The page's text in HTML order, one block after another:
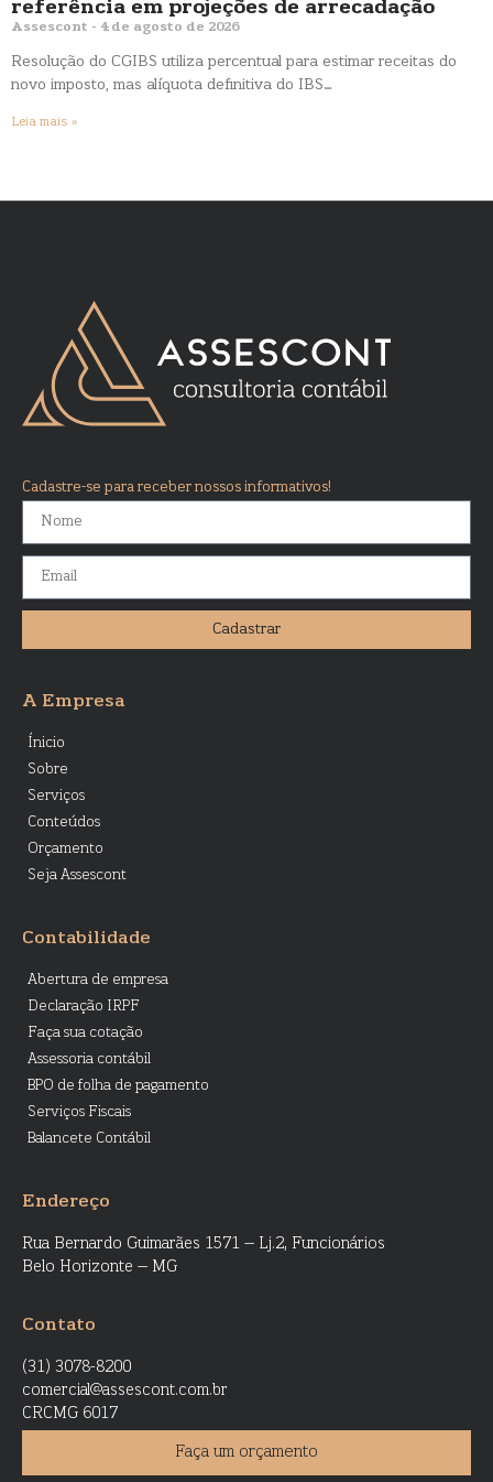
referência em projeções de arrecadação
Assescont 4 de agosto de 2026
Resolução do CGIBS utiliza percentual para estimar receitas do
novo imposto, mas alíquota definitiva do IBS…
Leia mais »
Cadastre-se para receber nossos informativos!
Cadastrar
A Empresa
Ínicio
Sobre
Serviços
Conteúdos
Orçamento
Seja Assescont
Contabilidade
Abertura de empresa
Declaração IRPF
Faça sua cotação
Assessoria contábil
BPO de folha de pagamento
Serviços Fiscais
Balancete Contábil
Endereço
Rua Bernardo Guimarães 1571 – Lj.2, Funcionários
Belo Horizonte – MG
Contato
(31) 3078-8200
comercial@assescont.com.br
CRCMG 6017
Faça um orçamento